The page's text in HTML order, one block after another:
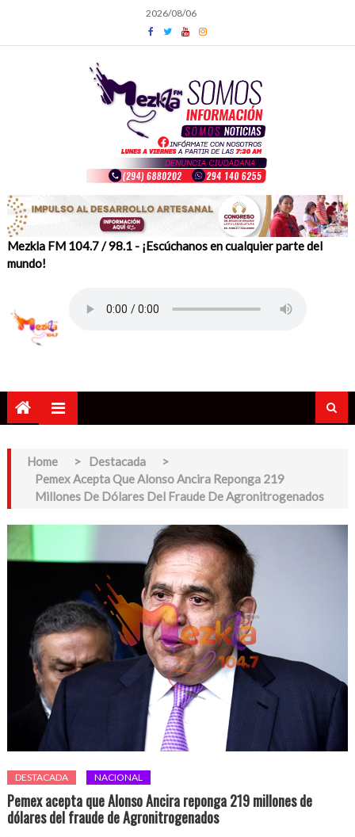
content
2026/08/06
Mezkla FM 104.7 / 98.1 - ¡Escúchanos en cualquier parte del
mundo!
Home > Destacada
>
Pemex Acepta Que Alonso Ancira Reponga 219
Millones De Dólares Del Fraude De Agronitrogenados
DESTACADA NACIONAL
Pemex acepta que Alonso Ancira reponga 219 millones de
dólares del fraude de Agronitrogenados